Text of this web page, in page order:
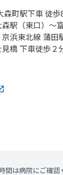
町駅下車 徒歩8
森駅 （東口） ～
京浜東北線 蒲田
橋 下車徒歩２
間は病院にご確認